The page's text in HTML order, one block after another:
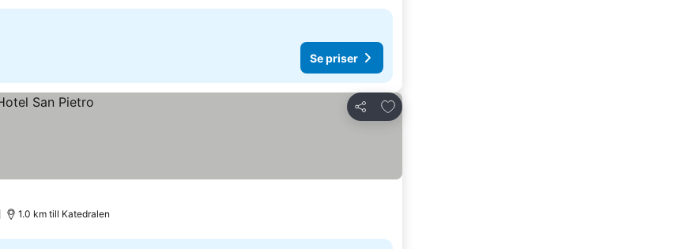
Se priser
Dela
Lägg till i Mina Favoriter
1.0 km till Katedralen